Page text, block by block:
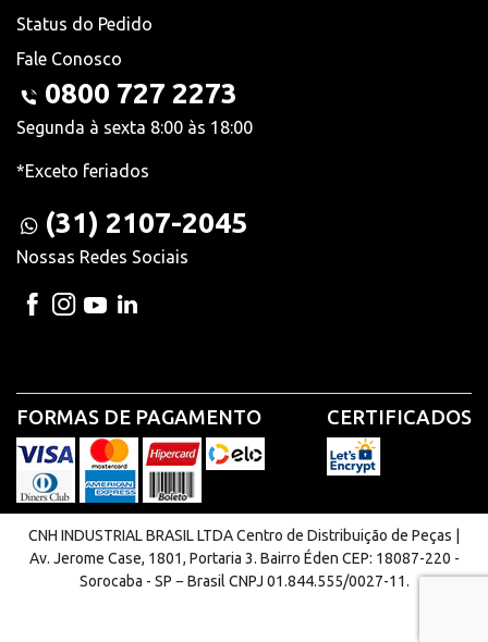
Status do Pedido
Fale Conosco
0800 727 2273
Segunda à sexta 8:00 às 18:00
*Exceto feriados
(31) 2107-2045
Nossas Redes Sociais
FORMAS DE PAGAMENTO CERTIFICADOS
CNH INDUSTRIAL BRASIL LTDA Centro de Distribuição de Peças |
Av. Jerome Case, 1801, Portaria 3. Bairro Éden CEP: 18087-220 -
Sorocaba - SP − Brasil CNPJ 01.844.555/0027-11.